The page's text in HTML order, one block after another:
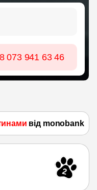
073 941 63 46
від monobank
2